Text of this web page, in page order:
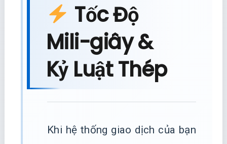
Tốc Độ
Mili-giây &
Kỷ Luật Thép
Khi hệ thống giao dịch của bạn